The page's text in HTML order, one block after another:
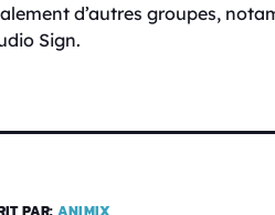
d’autres groupes,
Sign.